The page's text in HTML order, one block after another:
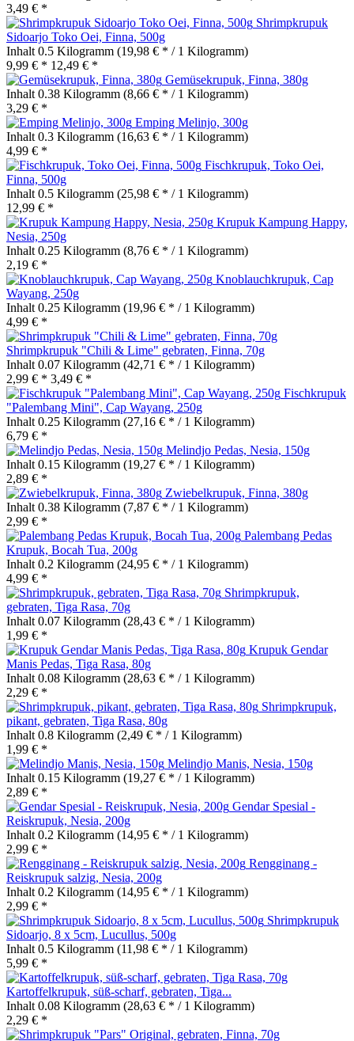
3,49 € *
Shrimpkrupuk
Sidoarjo Toko Oei, Finna, 500g
Inhalt 0.5 Kilogramm (19,98 € * / 1 Kilogramm)
9,99 € * 12,49 € *
Gemüsekrupuk, Finna, 380g
Inhalt 0.38 Kilogramm (8,66 € * / 1 Kilogramm)
3,29 € *
Emping Melinjo, 300g
Inhalt 0.3 Kilogramm (16,63 € * / 1 Kilogramm)
4,99 € *
Fischkrupuk, Toko Oei,
Finna, 500g
Inhalt 0.5 Kilogramm (25,98 € * / 1 Kilogramm)
12,99 € *
Krupuk Kampung Happy,
Nesia, 250g
Inhalt 0.25 Kilogramm (8,76 € * / 1 Kilogramm)
2,19 € *
Knoblauchkrupuk, Cap
Wayang, 250g
Inhalt 0.25 Kilogramm (19,96 € * / 1 Kilogramm)
4,99 € *
Shrimpkrupuk "Chili & Lime" gebraten, Finna, 70g
Inhalt 0.07 Kilogramm (42,71 € * / 1 Kilogramm)
2,99 € * 3,49 € *
Fischkrupuk
"Palembang Mini", Cap Wayang, 250g
Inhalt 0.25 Kilogramm (27,16 € * / 1 Kilogramm)
6,79 € *
Melindjo Pedas, Nesia, 150g
Inhalt 0.15 Kilogramm (19,27 € * / 1 Kilogramm)
2,89 € *
Zwiebelkrupuk, Finna, 380g
Inhalt 0.38 Kilogramm (7,87 € * / 1 Kilogramm)
2,99 € *
Palembang Pedas
Krupuk, Bocah Tua, 200g
Inhalt 0.2 Kilogramm (24,95 € * / 1 Kilogramm)
4,99 € *
Shrimpkrupuk,
gebraten, Tiga Rasa, 70g
Inhalt 0.07 Kilogramm (28,43 € * / 1 Kilogramm)
1,99 € *
Krupuk Gendar
Manis Pedas, Tiga Rasa, 80g
Inhalt 0.08 Kilogramm (28,63 € * / 1 Kilogramm)
2,29 € *
Shrimpkrupuk,
pikant, gebraten, Tiga Rasa, 80g
Inhalt 0.8 Kilogramm (2,49 € * / 1 Kilogramm)
1,99 € *
Melindjo Manis, Nesia, 150g
Inhalt 0.15 Kilogramm (19,27 € * / 1 Kilogramm)
2,89 € *
Gendar Spesial -
Reiskrupuk, Nesia, 200g
Inhalt 0.2 Kilogramm (14,95 € * / 1 Kilogramm)
2,99 € *
Rengginang -
Reiskrupuk salzig, Nesia, 200g
Inhalt 0.2 Kilogramm (14,95 € * / 1 Kilogramm)
2,99 € *
Shrimpkrupuk
Sidoarjo, 8 x 5cm, Lucullus, 500g
Inhalt 0.5 Kilogramm (11,98 € * / 1 Kilogramm)
5,99 € *
Kartoffelkrupuk, süß-scharf, gebraten, Tiga...
Inhalt 0.08 Kilogramm (28,63 € * / 1 Kilogramm)
2,29 € *